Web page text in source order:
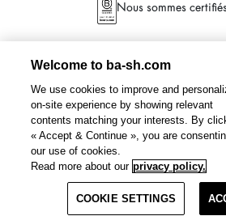
CORFOU sandales plates cuir
ÉPUISÉ. ME
Nous sommes
Welcome to ba-sh.com
We use cookies to improve and
on-site experience by showing relevant
contents matching your interests. By
« Accept & Continue », you are
our use of cookies.
Read more about our privacy policy.
COOKIE SETTINGS